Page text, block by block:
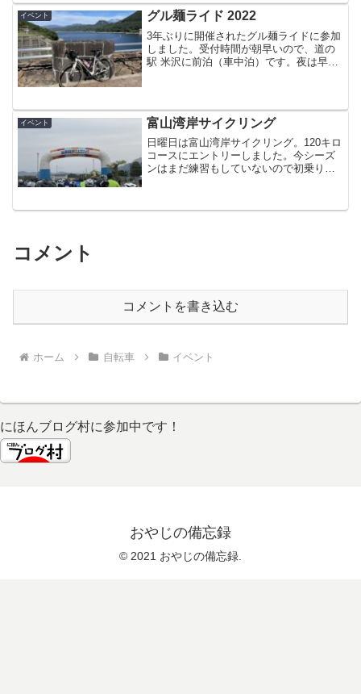
エイドは河北町にある...
イベント グル麺ライド 2022
3年ぶりに開催されたグル麺ライドに参加
しました。受付時間が朝早いので、道の
駅 米沢に前泊（車中泊）です。夜は早く
移し替え、カセットコ...
イベント 富山湾岸サイクリング
日曜日は富山湾岸サイクリング。120キロ
コースにエントリーしました。今シーズ
ンはまだ練習もしていないので初乗りで
山湾岸を走ります。射水をスタートした
コメント
コメントを書き込む
ホーム 自転車 イベント
にほんブログ村に参加中です！
おやじの備忘録
© 2021 おやじの備忘録.